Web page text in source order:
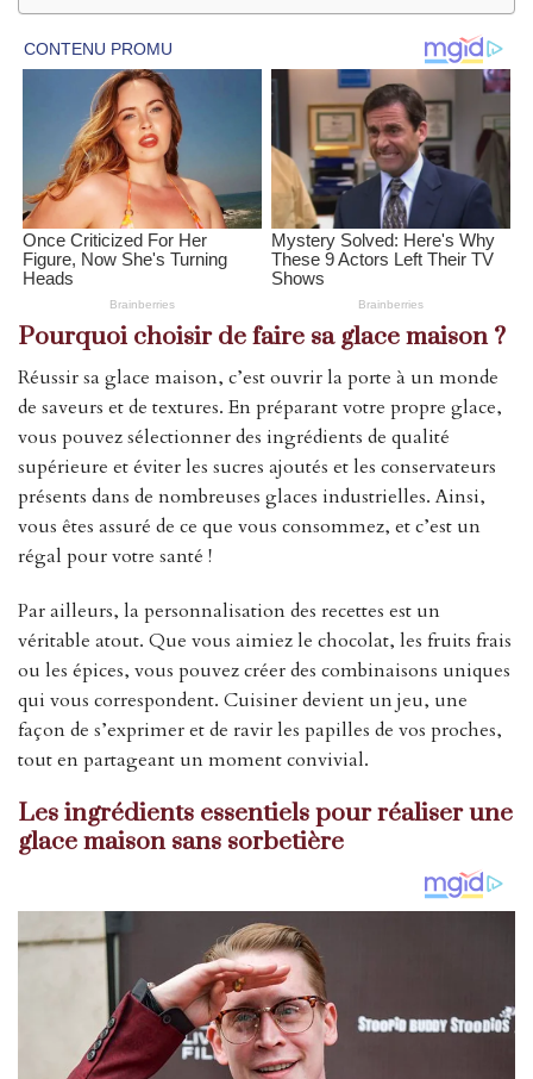
Pourquoi choisir de faire sa glace maison ?
Réussir sa glace maison, c’est ouvrir la porte à un monde
de saveurs et de textures. En préparant votre propre glace,
vous pouvez sélectionner des ingrédients de qualité
supérieure et éviter les sucres ajoutés et les conservateurs
présents dans de nombreuses glaces industrielles. Ainsi,
vous êtes assuré de ce que vous consommez, et c’est un
régal pour votre santé !
Par ailleurs, la personnalisation des recettes est un
véritable atout. Que vous aimiez le chocolat, les fruits frais
ou les épices, vous pouvez créer des combinaisons uniques
qui vous correspondent. Cuisiner devient un jeu, une
façon de s’exprimer et de ravir les papilles de vos proches,
tout en partageant un moment convivial.
Les ingrédients essentiels pour réaliser une
glace maison sans sorbetière